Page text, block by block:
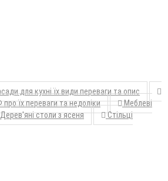
для кухні їх види переваги та опис
їх переваги та недоліки
Меблеві
столи з ясеня
Стільці